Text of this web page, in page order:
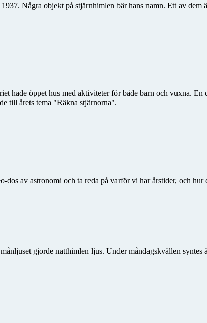
Några objekt på stjärnhimlen bär hans namn. Ett av
hade öppet hus med aktiviteter för både barn och vuxna.
till årets tema "Räkna stjärnorna".
dos av astronomi och ta reda på varför vi har årstider, och
gjorde natthimlen ljus. Under måndagskvällen syntes